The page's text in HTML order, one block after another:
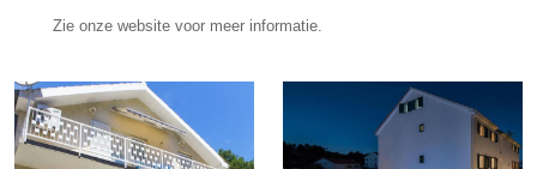
Zie onze website voor meer informatie.